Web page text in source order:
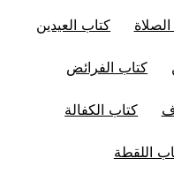
كتاب العيدين
كتاب الفرائض
كتاب الكفالة
اللقطة